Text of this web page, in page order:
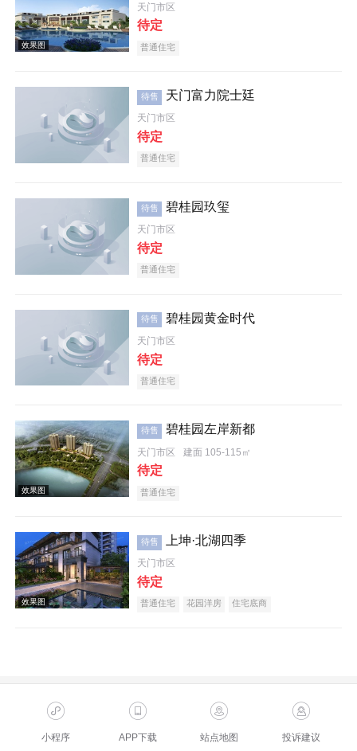
效果图
效果图
天门市区
待定
普通住宅
待售 天门富力院士廷
天门市区
待定
普通住宅
待售 碧桂园玖玺
天门市区
待定
普通住宅
待售 碧桂园黄金时代
天门市区
待定
普通住宅
待售 碧桂园左岸新都
天门市区 建面 105-115㎡
待定
普通住宅
待售 上坤·北湖四季
天门市区
待定
普通住宅 花园洋房 住宅底商
小程序 APP下载 站点地图 投诉建议